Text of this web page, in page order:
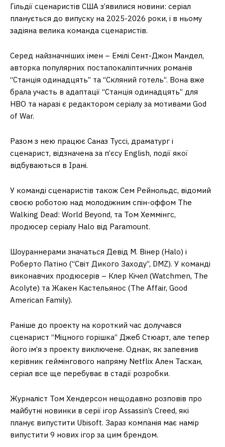
Гільдії сценаристів США з’явилися новини: серіал
планується до випуску на 2025-2026 роки, і в ньому
задіяна велика команда сценаристів.
Серед найзначніших імен – Емілі Сент-Джон Мандел,
авторка популярних постапокаліптичних романів
“Станція одинадцять” та “Скляний готель”. Вона вже
брала участь в адаптації “Станція одинадцять” для
HBO та наразі є редактором серіалу за мотивами God
of War.
Разом з нею працює Саназ Туссі, драматург і
сценарист, відзначена за п’єсу English, події якої
відбуваються в Ірані.
У команді сценаристів також Сем Рейнольдс, відомий
своєю роботою над молодіжним спін-оффом The
Walking Dead: World Beyond, та Том Хеммінгс,
продюсер серіалу Halo від Paramount.
Шоураннерами значаться Девід М. Вінер (Halo) і
Роберто Патіно (“Світ Дикого Заходу”, DMZ). У команді
виконавчих продюсерів – Клер Кічел (Watchmen, The
Acolyte) та Жакен Кастельянос (The Affair, Good
American Family).
Раніше до проекту на короткий час долучався
сценарист “Міцного горішка” Джеб Стюарт, але тепер
його ім’я з проекту виключене. Однак, як запевнив
керівник геймінгового напряму Netflix Ален Таскан,
серіал все ще перебуває в стадії розробки.
Журналіст Том Хендерсон нещодавно розповів про
майбутні новинки в серії ігор Assassin’s Creed, які
планує випустити Ubisoft. Зараз компанія має намір
випустити 9 нових ігор за цим брендом.